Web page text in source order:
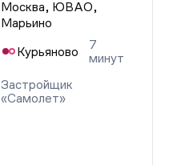
Москва, ЮВАО,
Марьино
Курьяново
7
минут
Застройщик
«Самолет»